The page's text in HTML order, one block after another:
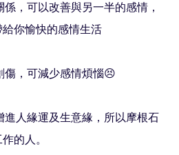
，可以改善與另一半的感情，
你愉快的感情生活
傷，可減少感情煩惱😣
進人緣運及生意緣，所以摩根石
的人。